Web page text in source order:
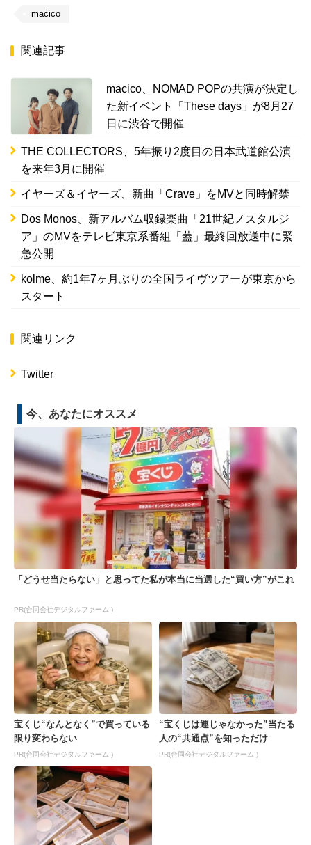
macico
関連記事
macico、NOMAD POPの共演が決定し
た新イベント「These days」が8月27
日に渋谷で開催
THE COLLECTORS、5年振り2度目の日本武道館公演
を来年3月に開催
イヤーズ＆イヤーズ、新曲「Crave」をMVと同時解禁
Dos Monos、新アルバム収録楽曲「21世紀ノスタルジ
ア」のMVをテレビ東京系番組「蓋」最終回放送中に緊
急公開
kolme、約1年7ヶ月ぶりの全国ライヴツアーが東京から
スタート
関連リンク
Twitter
今、あなたにオススメ
「どうせ当たらない」と思ってた私が本当に当選した“買い方”がこれ
PR(合同会社デジタルファーム )
宝くじ“なんとなく”で買っている
限り変わらない
PR(合同会社デジタルファーム )
“宝くじは運じゃなかった”当たる
人の“共通点”を知っただけ
PR(合同会社デジタルファーム )